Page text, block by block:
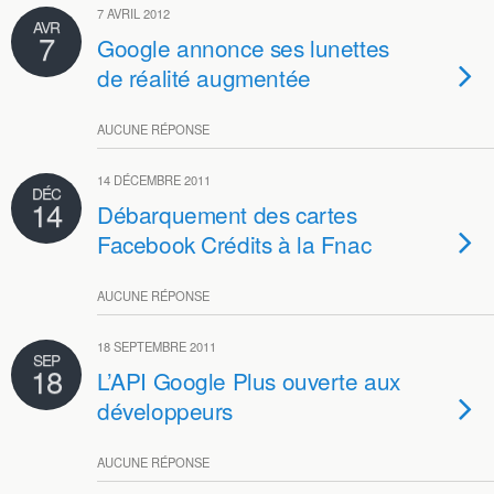
AVR
7
7 AVRIL 2012
Google annonce ses lunettes
de réalité augmentée
AUCUNE RÉPONSE
DÉC
14
14 DÉCEMBRE 2011
Débarquement des cartes
Facebook Crédits à la Fnac
AUCUNE RÉPONSE
SEP
18
18 SEPTEMBRE 2011
L’API Google Plus ouverte aux
développeurs
AUCUNE RÉPONSE